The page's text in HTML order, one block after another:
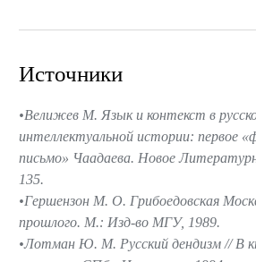
Источники
Велижев М. Язык и контекст в
интеллектуальной истории: первое
письмо» Чаадаева. Новое
135.
Гершензон М. О. Грибоедовская
прошлого. М.: Изд-во МГУ, 1989.
Лотман Ю. М. Русский дендизм // В